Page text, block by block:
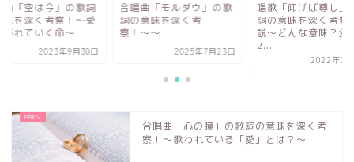
曲「モルダウ」の歌
意味を深く考
〜〜
2025年7月23日
唱歌「仰げば尊し」の歌
詞の意味を深く考察・解
説〜どんな意味？幻の
合唱曲「空は今」の
の意味を深く考察！
け継がれていく命〜
合唱曲「心の瞳」の歌詞の意味を深く考
察！〜歌われている「愛」とは？〜